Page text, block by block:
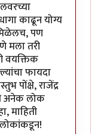
काढून योग्य
पण
मला तरी
वयक्तिक
फायदा
पोंक्षे, राजेंद्र
अनेक लोक
माहिती
लोकांकडून!